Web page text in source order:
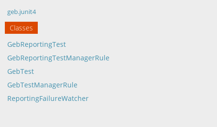
geb.junit4
Classes
GebReportingTest
GebReportingTestManagerRule
GebTest
GebTestManagerRule
ReportingFailureWatcher